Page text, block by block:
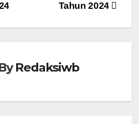
Tahun 2024
Redaksiwb